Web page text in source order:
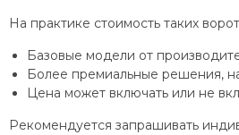
На практике стоимость таких
Базовые модели от
Более премиальные решения,
Цена может включать или не
Рекомендуется запрашивать